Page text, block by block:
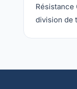
Résistance
division de